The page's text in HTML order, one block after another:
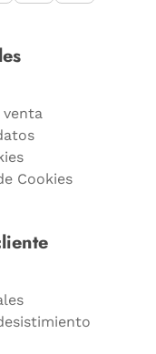
venta
Cookies